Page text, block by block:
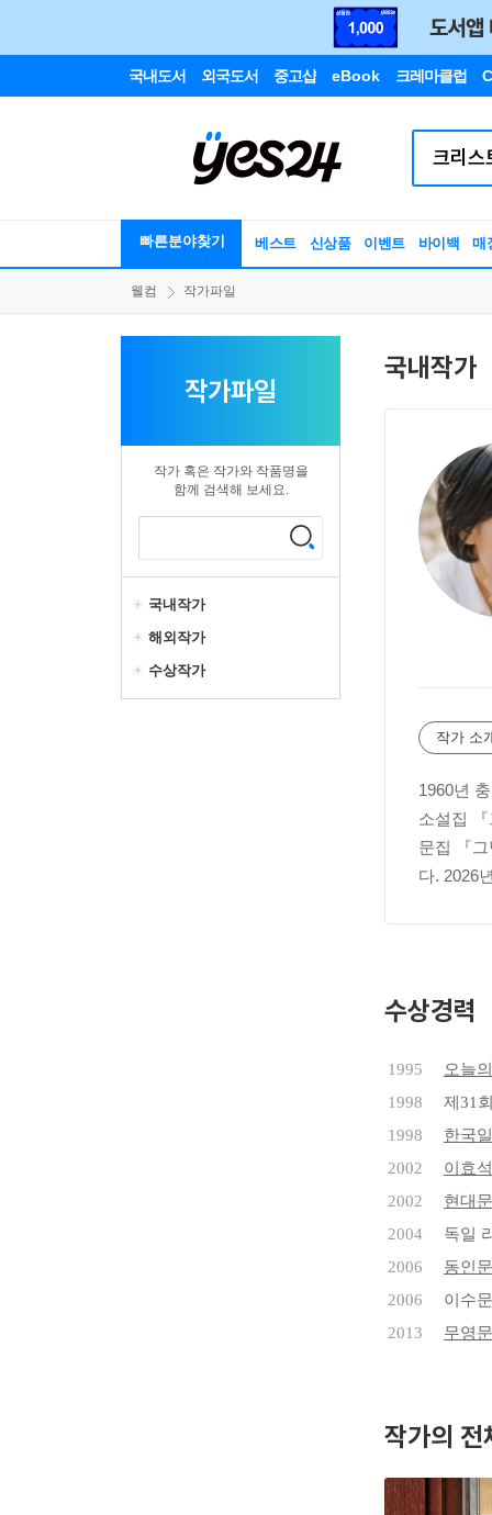
국내도서 외국도서 중고샵 eBook 크레마클럽
빠른분야찾기 베스트 신상품 이벤트 바이백 매
웰컴 작가파일
작가파일
작가 혹은 작가와 작품명을
함께 검색해 보세요.
국내작가
해외작가
수상작가
국내작가
작가 소
1960년
소설집
문집 『
다. 2026
수상경력
1995
오늘
1998
제31
1998
한국
2002
이효
2002
현대
2004
독일
2006
동인
2006
이수
2013
무영
작가의 전